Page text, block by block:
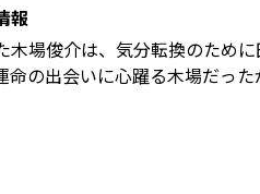
報
木場俊介は、気分転換のため
命の出会いに心躍る木場だっ